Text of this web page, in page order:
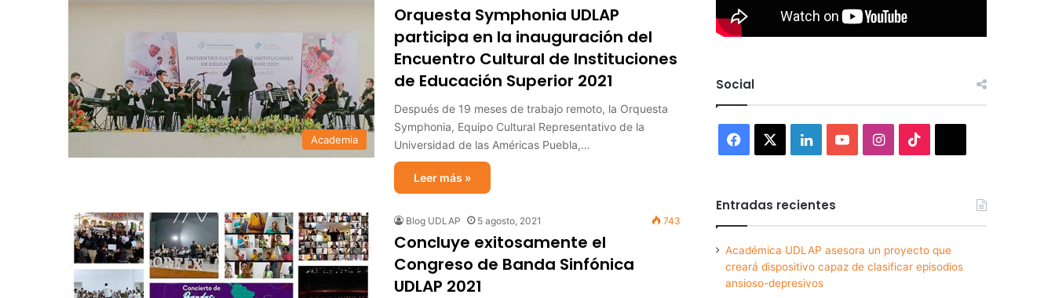
Academia
Orquesta Symphonia UDLAP
participa en la inauguración del
Encuentro Cultural de Instituciones
de Educación Superior 2021
Después de 19 meses de trabajo remoto, la Orquesta
Symphonia, Equipo Cultural Representativo de la
Universidad de las Américas Puebla,…
Leer más »
Blog UDLAP 5 agosto, 2021 743
Concluye exitosamente el
Congreso de Banda Sinfónica
UDLAP 2021
Social
Facebook LinkedInYouTubeInstagram
Entradas recientes
Académica UDLAP asesora un proyecto que
creará dispositivo capaz de clasificar episodios
ansioso-depresivos